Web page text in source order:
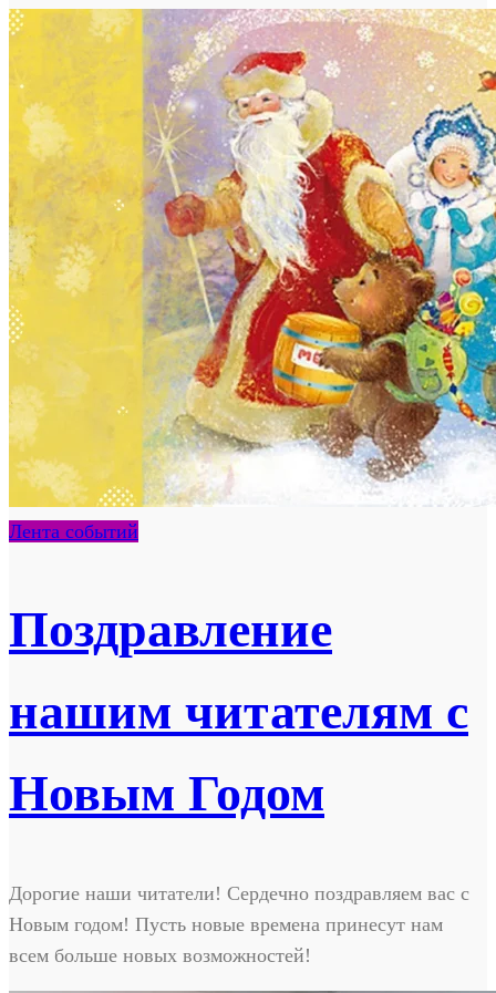
Лента событий
Поздравление
нашим читателям с
Новым Годом
Дорогие наши читатели! Сердечно поздравляем вас с
Новым годом! Пусть новые времена принесут нам
всем больше новых возможностей!